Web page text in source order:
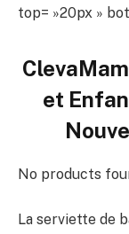
top= »20px »
et
No products
La serviette de